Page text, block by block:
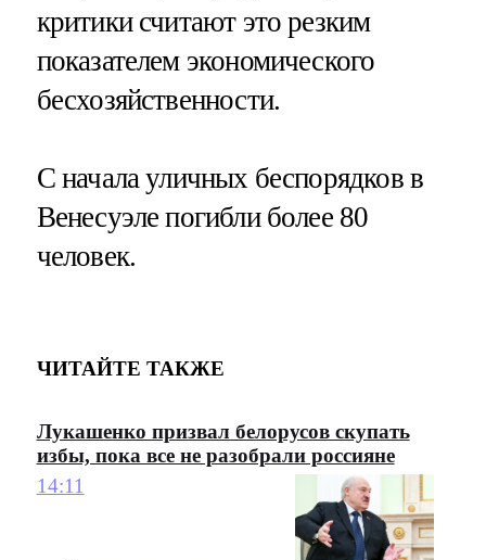
критики считают это резким
показателем экономического
бесхозяйственности.
С начала уличных беспорядков в
Венесуэле погибли более 80
человек.
ЧИТАЙТЕ ТАКЖЕ
Лукашенко призвал белорусов скупать
избы, пока все не разобрали россияне
14:11